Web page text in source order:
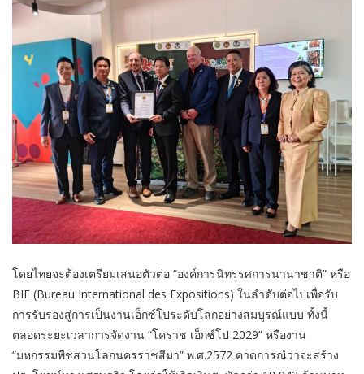
โดยไทยจะต้องเตรียมเสนอตัวต่อ “องค์การนิทรรศการนานาชาติ” หรือ
BIE (Bureau International des Expositions) ในลำดับต่อไปเพื่อรับ
การรับรองสู่การเป็นงานเอ็กซ์โประดับโลกอย่างสมบูรณ์แบบ ทั้งนี้
ตลอดระยะเวลาการจัดงาน “โคราช เอ็กซ์โป 2029” หรืองาน
“มหกรรมพืชสวนโลกนครราชสีมา” พ.ศ.2572 คาดการณ์ว่าจะสร้าง